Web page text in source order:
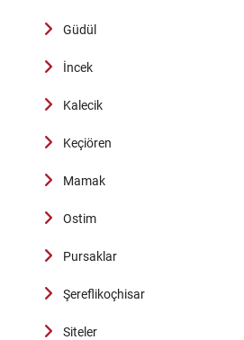
Güdül
İncek
Kalecik
Keçiören
Mamak
Ostim
Pursaklar
Şereflikoçhisar
Siteler